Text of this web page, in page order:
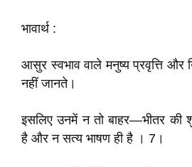
भावार्थ :
आसुर स्वभाव वाले मनुष्य प्रवृत्ति और
नहीं जानते।
इसलिए उनमें न तो बाहर—भीतर की
है और न सत्य भाषण ही है । 7।